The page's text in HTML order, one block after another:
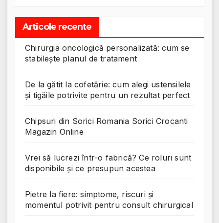
Articole recente
Chirurgia oncologică personalizată: cum se
stabilește planul de tratament
De la gătit la cofetărie: cum alegi ustensilele
și tigăile potrivite pentru un rezultat perfect
Chipsuri din Sorici Romania Sorici Crocanti
Magazin Online
Vrei să lucrezi într-o fabrică? Ce roluri sunt
disponibile și ce presupun acestea
Pietre la fiere: simptome, riscuri și
momentul potrivit pentru consult chirurgical